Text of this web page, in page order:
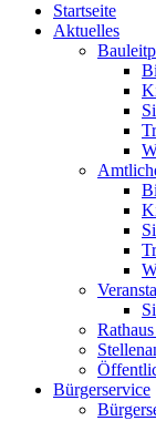
Startseite
Aktuelles
Bürgerservice